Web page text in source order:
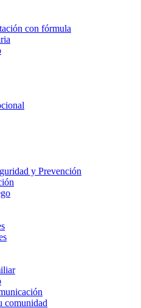
con fórmula
y Prevención
comunidad